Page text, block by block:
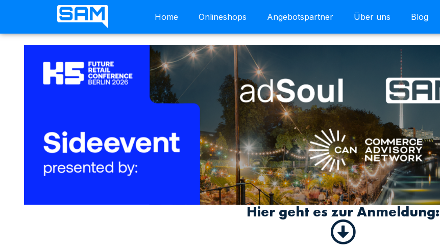
Home Onlineshops Angebotspartner Über uns Blog
Hier geht es zur Anmeldung: